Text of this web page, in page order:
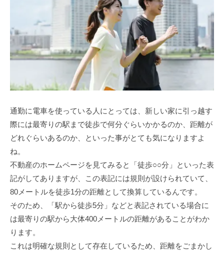
通勤に電車を使っている人にとっては、新しい家に引っ越す
際には最寄りの駅まで徒歩で何分ぐらいかかるのか、距離が
どれぐらいあるのか、といった事がとても気になりますよ
ね。
不動産のホームページを見てみると「徒歩○○分」といった表
記がしてありますが、この表記には規則が設けられていて、
80メートルを徒歩1分の距離として換算しているんです。
そのため、「駅から徒歩5分」などと表記されている場合に
は最寄りの駅から大体400メートルの距離があることがわか
ります。
これは明確な規則として存在しているため、距離をごまかし